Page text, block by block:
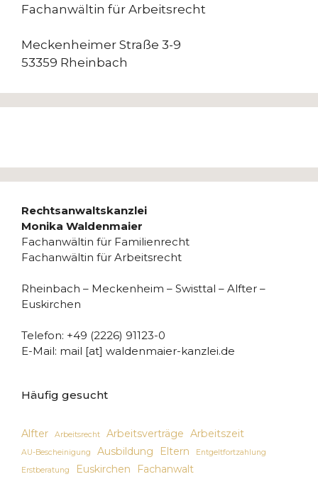
Fachanwältin für Arbeitsrecht
Meckenheimer Straße 3-9
53359 Rheinbach
Rechtsanwaltskanzlei
Monika Waldenmaier
Fachanwältin für Familienrecht
Fachanwältin für Arbeitsrecht
Rheinbach – Meckenheim – Swisttal – Alfter –
Euskirchen
Telefon: +49 (2226) 91123-0
E-Mail: mail [at] waldenmaier-kanzlei.de
Häufig gesucht
Alfter Arbeitsrecht Arbeitsverträge Arbeitszeit
AU-Bescheinigung Ausbildung Eltern
Entgeltfortzahlung
Erstberatung
Euskirchen Fachanwalt